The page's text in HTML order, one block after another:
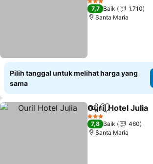
3 Bintang
7,7 Baik
1.710
Santa Maria
Pilih tanggal untuk melihat harga yang
sama
BagikanTambahkan
Ouril Hotel Julia
3 Bintang
7,8 Baik
460
Santa Maria